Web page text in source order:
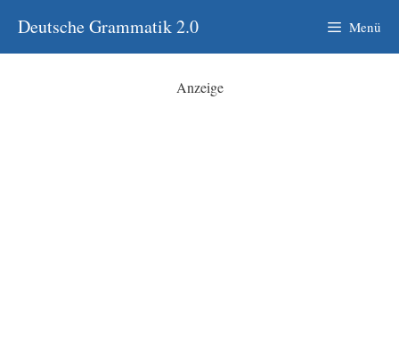
Inhalt
springen
Deutsche Grammatik 2.0 Menü
Anzeige